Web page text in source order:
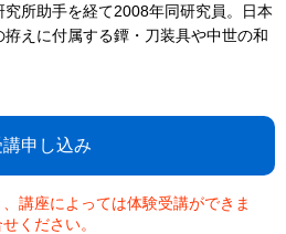
究所助手を経て2008年同研究員。日本
えに付属する鐔・刀装具や中世の和
講申し込み
講座によっては体験受講ができま
ください。